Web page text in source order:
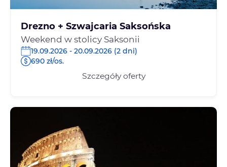
Drezno + Szwajcaria Saksońska
Weekend w stolicy Saksonii
19.09.2026 - 20.09.2026 (2 dni)
690 zł/os.
Szczegóły oferty